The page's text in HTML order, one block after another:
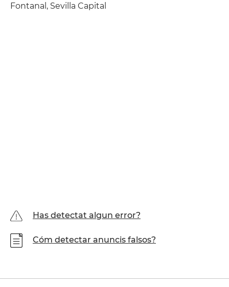
Fontanal, Sevilla Capital
Has detectat algun error?
Cóm detectar anuncis falsos?